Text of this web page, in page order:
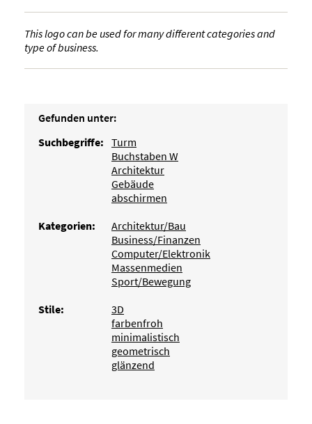
This logo can be used for many different categories and
type of business.
Gefunden unter:
Suchbegriffe: Turm
Buchstaben W
Architektur
Gebäude
abschirmen
Kategorien:
Architektur/Bau
Business/Finanzen
Computer/Elektronik
Massenmedien
Sport/Bewegung
Stile:
3D
farbenfroh
minimalistisch
geometrisch
glänzend